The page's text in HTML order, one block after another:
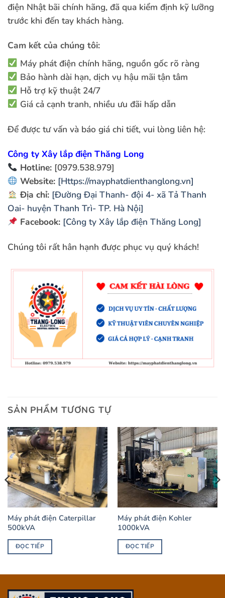
điện Nhật bãi chính hãng, đã qua kiểm định kỹ lưỡng
trước khi đến tay khách hàng.
Cam kết của chúng tôi:
Máy phát điện chính hãng, nguồn gốc rõ ràng
Bảo hành dài hạn, dịch vụ hậu mãi tận tâm
Hỗ trợ kỹ thuật 24/7
Giá cả cạnh tranh, nhiều ưu đãi hấp dẫn
Để được tư vấn và báo giá chi tiết, vui lòng liên hệ:
Công ty Xây lắp điện Thăng Long
Hotline:[0979.538.979]
Website:[Https://mayphatdienthanglong.vn]
Địa chỉ:[Đường Đại Thanh- đội 4- xã Tả Thanh
Oai- huyện Thanh Trì- TP. Hà Nội]
Facebook:[Công ty Xây lắp điện Thăng Long]
Chúng tôi rất hân hạnh được phục vụ quý khách!
SẢN PHẨM TƯƠNG TỰ
Máy phát điện Caterpillar
500kVA
ĐỌC TIẾP
Máy phát điện Kohler
1000kVA
ĐỌC TIẾP